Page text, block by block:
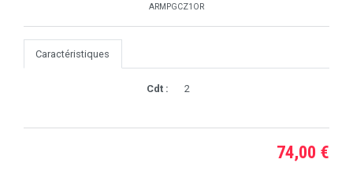
ARMPGCZ1OR
Caractéristiques
Cdt : 2
74,00 €